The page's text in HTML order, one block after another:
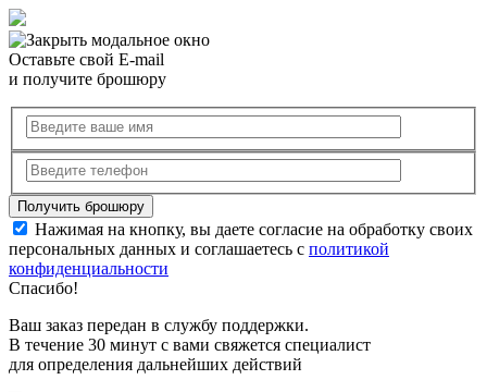
Оставьте свой E-mail
и получите брошюру
Нажимая на кнопку, вы даете согласие на обработку своих
персональных данных и соглашаетесь с политикой
конфиденциальности
Спасибо!
Ваш заказ передан в службу поддержки.
В течение 30 минут с вами свяжется специалист
для определения дальнейших действий